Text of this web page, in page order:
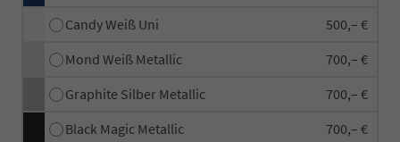
Candy Weiß Uni
500,– €
Mond Weiß Metallic
700,– €
Graphite Silber Metallic
700,– €
Black Magic Metallic
700,– €